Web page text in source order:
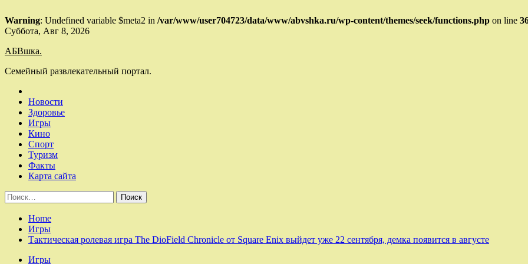
Warning: Undefined variable $meta2 in /var/www/user704723/data/www/abvshka.ru/wp-content/themes/seek/functions.php on line
Skip
content
Суббота, Авг 8, 2026
АБВшка.
Семейный развлекательный портал.
Новости
Здоровье
Игры
Кино
Спорт
Туризм
Факты
Карта сайта
Найти:
Home
Игры
Тактическая ролевая игра The DioField Chronicle от Square Enix выйдет уже 22 сентября, демка появится в августе
Игры